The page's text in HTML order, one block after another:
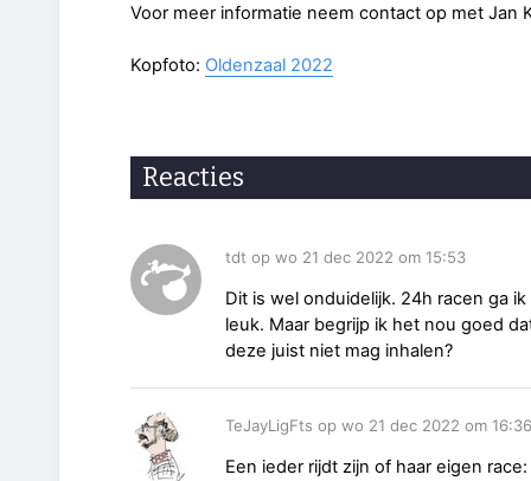
Voor meer informatie neem contact op met Jan
Kopfoto: Oldenzaal 2022
Reacties
tdt op wo 21 dec 2022 om 15:53
Dit is wel onduidelijk. 24h racen ga
leuk. Maar begrijp ik het nou goed
deze juist niet mag inhalen?
TeJayLigFts op wo 21 dec 2022 om 16:36
Een ieder rijdt zijn of haar eigen race: